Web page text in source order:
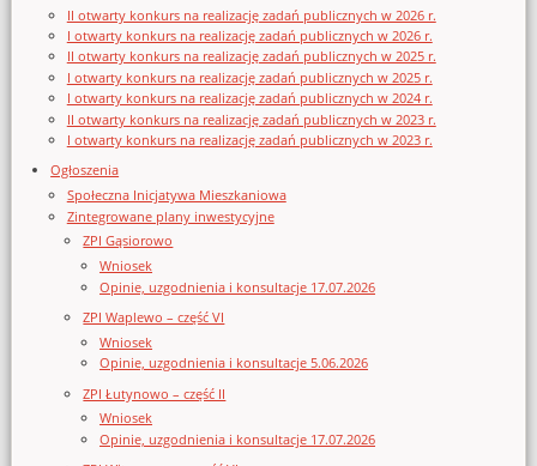
II otwarty konkurs na realizację zadań publicznych w 2026 r.
I otwarty konkurs na realizację zadań publicznych w 2026 r.
II otwarty konkurs na realizację zadań publicznych w 2025 r.
I otwarty konkurs na realizację zadań publicznych w 2025 r.
I otwarty konkurs na realizację zadań publicznych w 2024 r.
II otwarty konkurs na realizację zadań publicznych w 2023 r.
I otwarty konkurs na realizację zadań publicznych w 2023 r.
Ogłoszenia
Społeczna Inicjatywa Mieszkaniowa
Zintegrowane plany inwestycyjne
ZPI Gąsiorowo
Wniosek
Opinie, uzgodnienia i konsultacje 17.07.2026
ZPI Waplewo – część VI
Wniosek
Opinie, uzgodnienia i konsultacje 5.06.2026
ZPI Łutynowo – część II
Wniosek
Opinie, uzgodnienia i konsultacje 17.07.2026